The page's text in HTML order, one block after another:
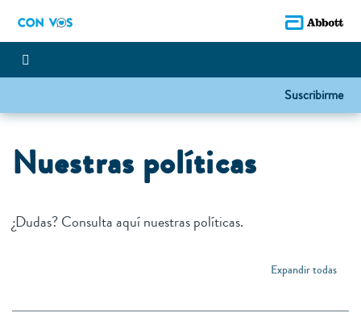
Suscribirme
Nuestras políticas
¿Dudas? Consulta aquí nuestras políticas.
Expandir todas